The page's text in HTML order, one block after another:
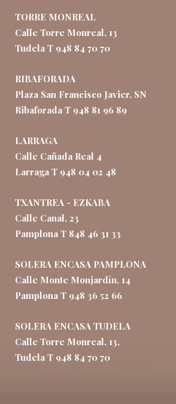
TORRE MONREAL
Calle Torre Monreal, 13
Tudela T 948 84 70 70
RIBAFORADA
Plaza San Francisco Javier, SN
Ribaforada T 948 81 96 89
LARRAGA
Calle Cañada Real 4
Larraga T 948 04 02 48
TXANTREA - EZKABA
Calle Canal, 23
Pamplona T 848 46 31 33
SOLERA ENCASA PAMPLONA
Calle Monte Monjardín, 14
Pamplona T 948 36 52 66
SOLERA ENCASA TUDELA
Calle Torre Monreal, 13,
Tudela T 948 84 70 70